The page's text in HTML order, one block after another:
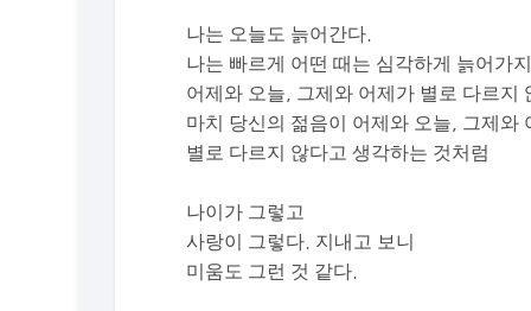
나는 오늘도 늙어간다.
나는 빠르게 어떤 때는 심각하게 늙어가
어제와 오늘, 그제와 어제가 별로 다르지
마치 당신의 젊음이 어제와 오늘, 그제와
별로 다르지 않다고 생각하는 것처럼
나이가 그렇고
사랑이 그렇다. 지내고 보니
미움도 그런 것 같다.